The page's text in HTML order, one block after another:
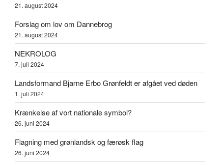
21. august 2024
Forslag om lov om Dannebrog
21. august 2024
NEKROLOG
7. juli 2024
Landsformand Bjarne Erbo Grønfeldt er afgået ved døden
1. juli 2024
Krænkelse af vort nationale symbol?
26. juni 2024
Flagning med grønlandsk og færøsk flag
26. juni 2024